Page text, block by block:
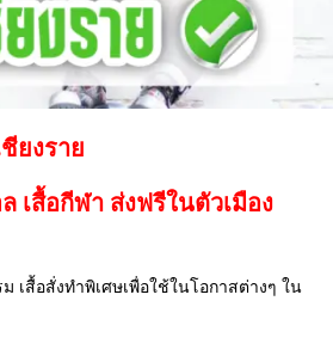
ยงราย
เสื้อกีฬา ส่งฟรีในตัวเมือง
เสื้อสั่งทำพิเศษเพื่อใช้ในโอกาสต่างๆ ใน